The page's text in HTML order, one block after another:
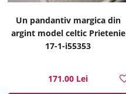
Un pandantiv margica din
argint model celtic Prietenie
17-1-i55353
171.00 Lei